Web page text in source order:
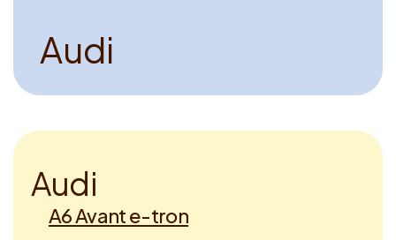
Audi
Audi
A6 Avant e-tron